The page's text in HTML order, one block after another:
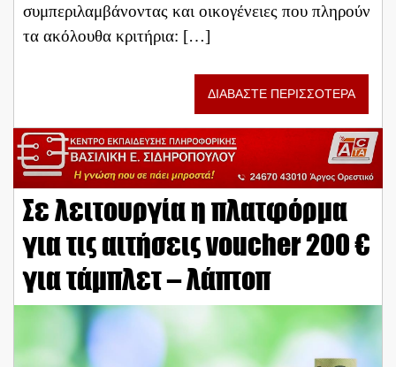
συμπεριλαμβάνοντας και οικογένειες που πληρούν
τα ακόλουθα κριτήρια: […]
ΔΙΑΒΑΣΤΕ ΠΕΡΙΣΣΟΤΕΡΑ
Σε λειτουργία η πλατφόρμα
για τις αιτήσεις voucher 200 €
για τάμπλετ – λάπτοπ